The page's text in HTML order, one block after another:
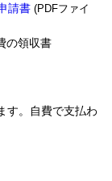
請書 (PDFファイ
の領収書
す。自費で支払わ